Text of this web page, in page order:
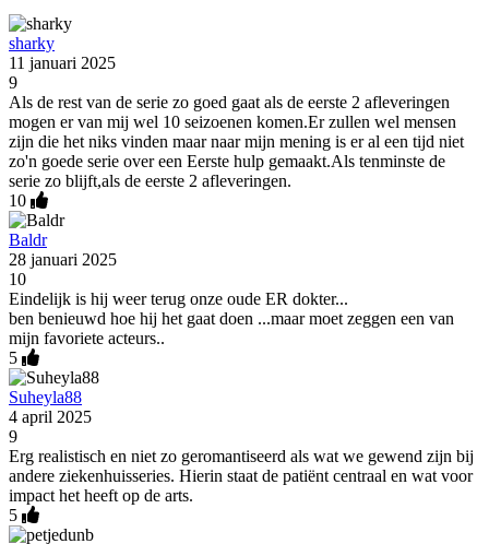
sharky
11 januari 2025
9
Als de rest van de serie zo goed gaat als de eerste 2 afleveringen
mogen er van mij wel 10 seizoenen komen.Er zullen wel mensen
zijn die het niks vinden maar naar mijn mening is er al een tijd niet
zo'n goede serie over een Eerste hulp gemaakt.Als tenminste de
serie zo blijft,als de eerste 2 afleveringen.
10
Baldr
28 januari 2025
10
Eindelijk is hij weer terug onze oude ER dokter...
ben benieuwd hoe hij het gaat doen ...maar moet zeggen een van
mijn favoriete acteurs..
5
Suheyla88
4 april 2025
9
Erg realistisch en niet zo geromantiseerd als wat we gewend zijn bij
andere ziekenhuisseries. Hierin staat de patiënt centraal en wat voor
impact het heeft op de arts.
5